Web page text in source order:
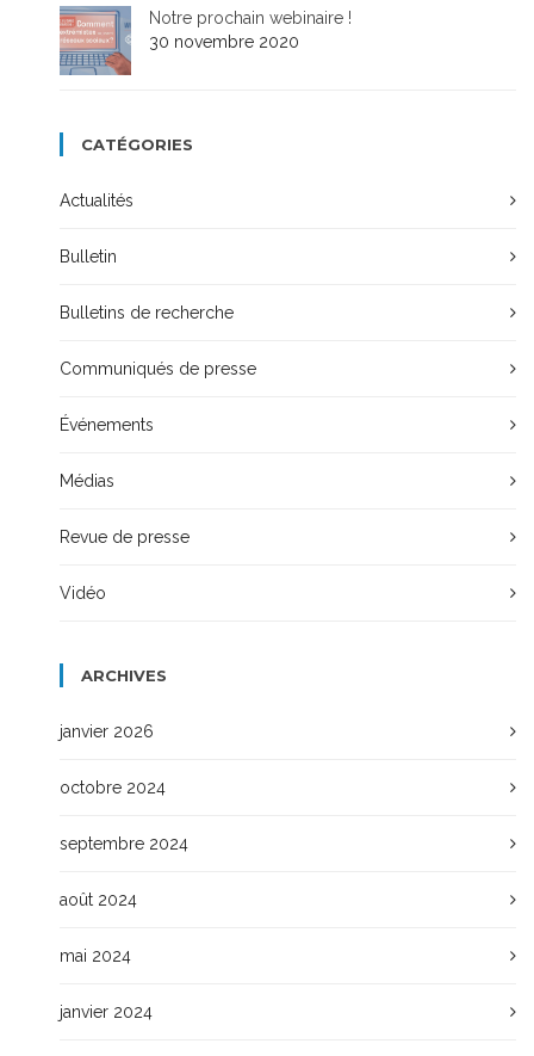
Notre prochain webinaire !
30 novembre 2020
CATÉGORIES
Actualités
Bulletin
Bulletins de recherche
Communiqués de presse
Événements
Médias
Revue de presse
Vidéo
ARCHIVES
janvier 2026
octobre 2024
septembre 2024
août 2024
mai 2024
janvier 2024